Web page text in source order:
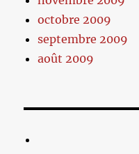
octobre 2009
septembre 2009
août 2009